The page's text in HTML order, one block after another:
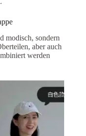
modisch, sondern
aber auch
werden